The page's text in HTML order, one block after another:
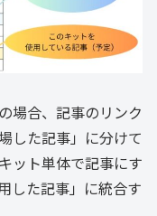
場合、記事のリンク
した記事」に分けて
ット単体で記事にす
した記事」に統合す